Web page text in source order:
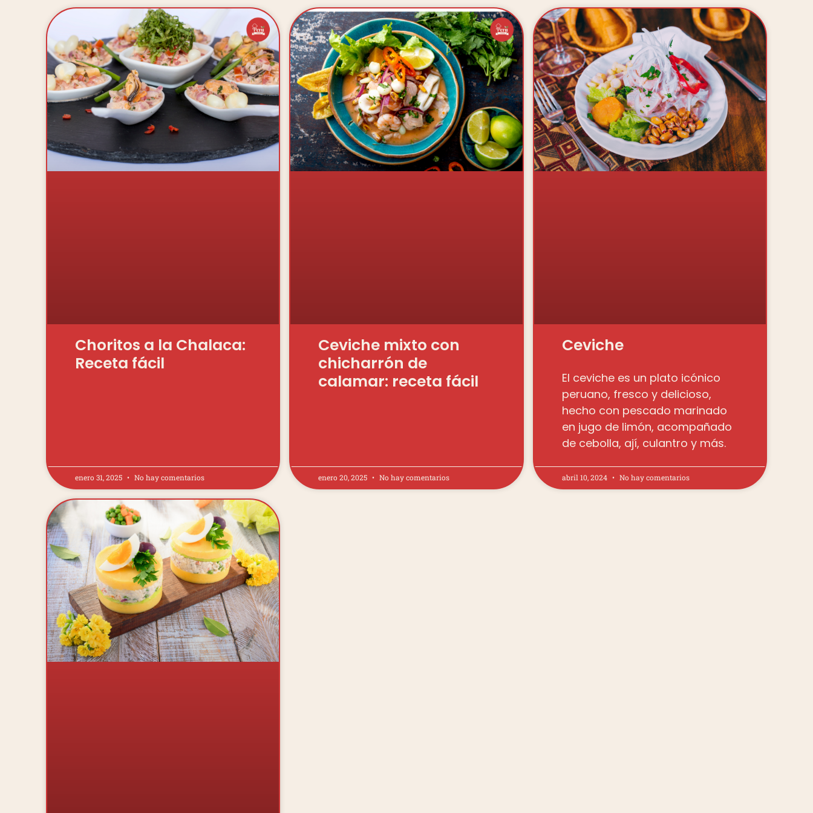
Choritos a la Chalaca:
Receta fácil
enero 31, 2025 No hay comentarios
Ceviche mixto con
chicharrón de
calamar: receta fácil
enero 20, 2025 No hay comentarios
Ceviche
El ceviche es un plato icónico
peruano, fresco y delicioso,
hecho con pescado marinado
en jugo de limón, acompañado
de cebolla, ají, culantro y más.
abril 10, 2024 No hay comentarios